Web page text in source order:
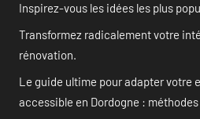
Inspirez-vous les idées les plus
Transformez radicalement votre
rénovation.
Le guide ultime pour adapter votre
accessible en Dordogne :